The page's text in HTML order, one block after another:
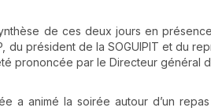
de ces deux jours en
du président de la SOGUIPIT et du
prononcée par le Directeur général
a animé la soirée autour d’un